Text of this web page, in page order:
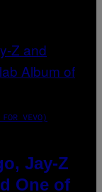
VEVO)
Jay-Z
One of